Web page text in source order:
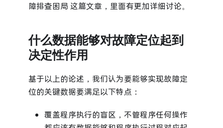
障排查困局 这篇文章，里面有更加详细讨论。
什么数据能够对故障定位起到
决定性作用
基于以上的论述，我们认为要能够实现故障定
位的关键数据要满足以下特点：
覆盖程序执行的盲区，不管程序任何操作